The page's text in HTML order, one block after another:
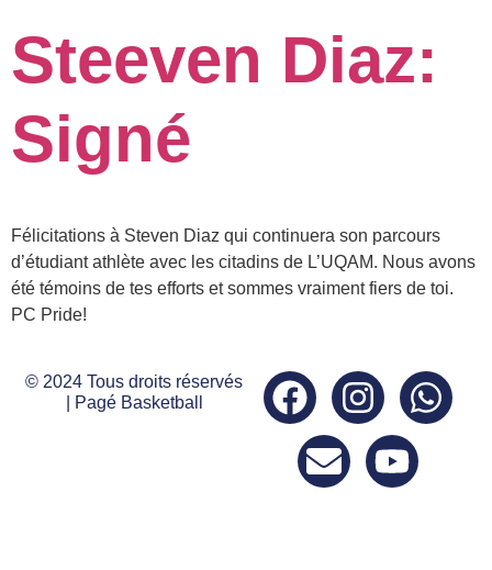
Steeven Diaz:
Signé
Félicitations à Steven Diaz qui continuera son parcours
d’étudiant athlète avec les citadins de L’UQAM. Nous avons
été témoins de tes efforts et sommes vraiment fiers de toi.
PC Pride!
© 2024 Tous droits réservés
| Pagé Basketball